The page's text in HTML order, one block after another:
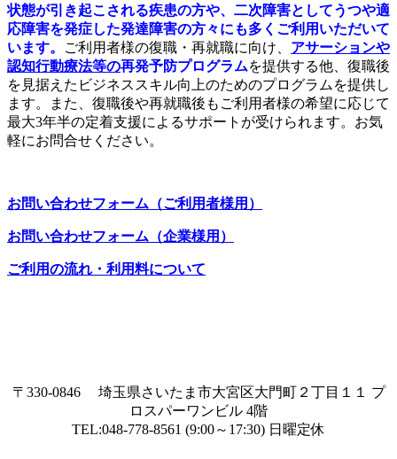
状態が引き起こされる疾患の方や、二次障害としてうつや適
応障害を発症した発達障害の方々にも多くご利用いただいて
います。
ご利用者様の復職・再就職に向け、 アサーションや
認知行動療法等の再発予防プログラムを提供する他、復職後
を見据えたビジネススキル向上のためのプログラムを提供し
ます。また、復職後や再就職後もご利用者様の希望に応じて
最大3年半の定着支援によるサポートが受けられます。お気
軽にお問合せください。
お問い合わせフォーム（ご利用者様用）
お問い合わせフォーム（企業様用）
ご利用の流れ・利用料について
〒330-0846 埼玉県さいたま市大宮区大門町２丁目１１ プ
ロスパーワンビル 4階
TEL:048-778-8561 (9:00～17:30) 日曜定休